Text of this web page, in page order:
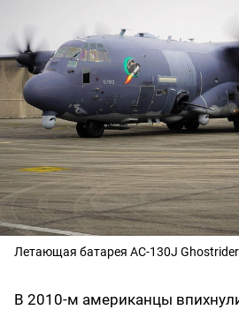
Летающая батарея AC-130J
В 2010-м американцы